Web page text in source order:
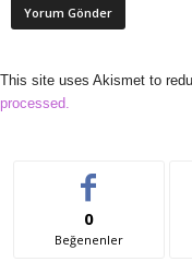
This site uses Akismet to
processed.
0
Beğenenler